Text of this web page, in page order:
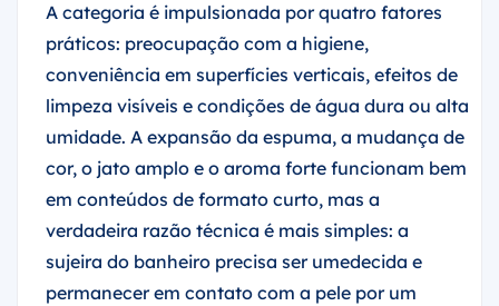
A categoria é impulsionada por quatro fatores
práticos: preocupação com a higiene,
conveniência em superfícies verticais, efeitos de
limpeza visíveis e condições de água dura ou alta
umidade. A expansão da espuma, a mudança de
cor, o jato amplo e o aroma forte funcionam bem
em conteúdos de formato curto, mas a
verdadeira razão técnica é mais simples: a
sujeira do banheiro precisa ser umedecida e
permanecer em contato com a pele por um